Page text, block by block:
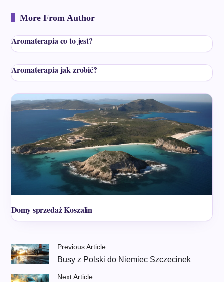
More From Author
Aromaterapia co to jest?
Aromaterapia jak zrobić?
Domy sprzedaż Koszalin
Previous Article
Busy z Polski do Niemiec Szczecinek
Next Article